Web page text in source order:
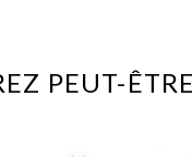
PEUT-